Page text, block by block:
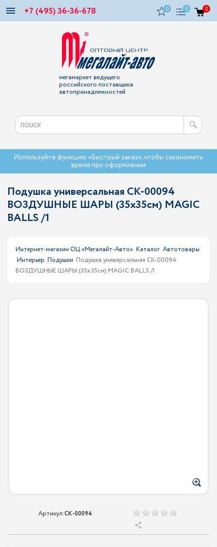
+7 (495) 36-36-678 0 0 0
мегамаркет ведущего
российского поставщика
автопринадлежностей
Используйте функцию «Быстрый заказ», чтобы сэкономить
время при оформлении
Подушка универсальная CK-00094
ВОЗДУШНЫЕ ШАРЫ (35х35см) MAGIC
BALLS /1
Интернет-магазин ОЦ «Мегалайт-Авто» Каталог Автотовары
Интерьер Подушки Подушка универсальная CK-00094
ВОЗДУШНЫЕ ШАРЫ (35х35см) MAGIC BALLS /1
Артикул:CK-00094